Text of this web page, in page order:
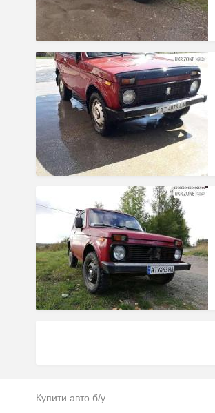
Купити авто б/у